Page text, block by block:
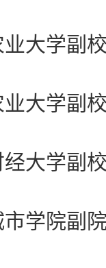
学副校
学副校
学副校
院副院